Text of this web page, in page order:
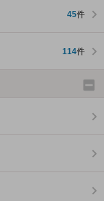
45件
114件